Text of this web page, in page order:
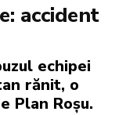
accident
echipei
rănit, o
Plan Roșu.